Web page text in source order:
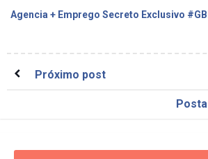
Agencia + Emprego Secreto Exclusivo
Próximo post